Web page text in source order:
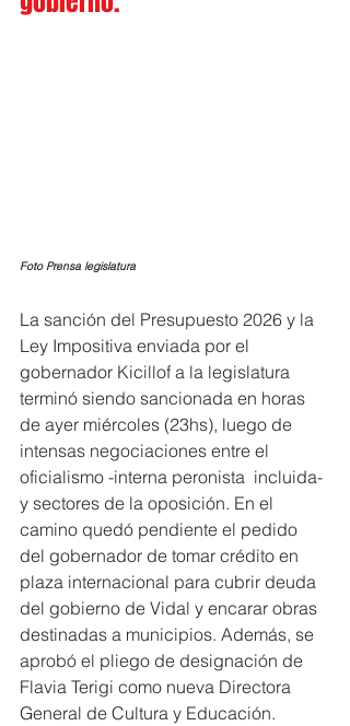
Foto Prensa legislatura
La sanción del Presupuesto 2026 y la
Ley Impositiva enviada por el
gobernador Kicillof a la legislatura
terminó siendo sancionada en horas
de ayer miércoles (23hs), luego de
intensas negociaciones entre el
oficialismo -interna peronista  incluida-
y sectores de la oposición. En el
camino quedó pendiente el pedido
del gobernador de tomar crédito en
plaza internacional para cubrir deuda
del gobierno de Vidal y encarar obras
destinadas a municipios. Además, se
aprobó el pliego de designación de
Flavia Terigi como nueva Directora
General de Cultura y Educación.